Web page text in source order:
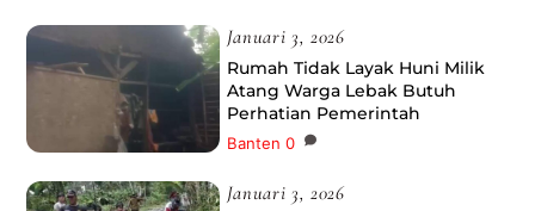
Januari 3, 2026
Rumah Tidak Layak Huni Milik
Atang Warga Lebak Butuh
Perhatian Pemerintah
Banten 0
Januari 3, 2026